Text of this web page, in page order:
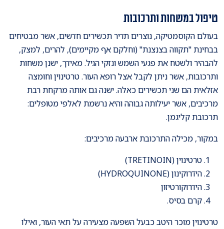
טיפול במשחות ותרכובות
בעולם הקוסמטיקה, נוצרים תדיר תכשירים חדשים, אשר מבטיחים
בבחינת "תקווה בצנצנת" (וחלקם אף מקיימים), להרים, למצק,
להבהיר ולשטח את פגעי השמש ונזקי הגיל. מאידך, ישנן משחות
ותרכובות, אשר ניתן לקבל אצל רופא העור. טרטינוין וחומצה
אזלאית הם שני תכשירים כאלה. ישנה גם אותה מרקחת רבת
מרכיבים, אשר יעילותה גבוהה והיא נרשמת לאלפי מטופלים:
תרכובת קליגמן.
במקור, מכילה התרכובת ארבעה מרכיבים:
טרטינוין (TRETINOIN)
הידרוקינון (HYDROQUINONE)
הידרוקורטיזון
קרם בסיס.
טרטינוין מוכר היטב כבעל השפעה מצעירה על תאי העור, ואילו